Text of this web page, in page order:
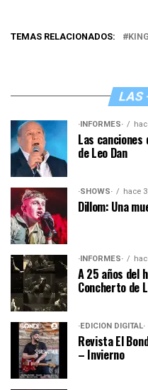
TEMAS RELACIONADOS:
LAS
·INFORMES·
Las canciones
de Leo Dan
·SHOWS· hace
Dillom: Una
·INFORMES·
A 25 años del
Concherto de
·EDICIÓN DIGITAL·
Revista El
– Invierno